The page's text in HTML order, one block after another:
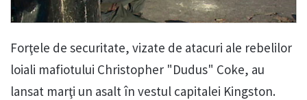
Forţele de securitate, vizate de atacuri ale rebelilor
loiali mafiotului Christopher "Dudus" Coke, au
lansat marţi un asalt în vestul capitalei Kingston.